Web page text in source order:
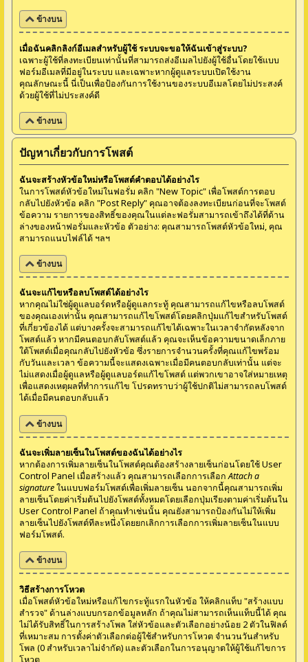
ข้างบน
เมื่อฉันคลิกลิงก์อีเมลสำหรับผู้ใช้ ระบบจะขอให้ฉันเข้าสู่ระบบ?
เฉพาะผู้ใช้ที่ลงทะเบียนเท่านั้นที่สามารถส่งอีเมลไปยังผู้ใช้อื่นโดยใช้แบบ
ฟอร์มอีเมลที่มีอยู่ในระบบ และเฉพาะหากผู้ดูแลระบบเปิดใช้งาน
คุณลักษณะนี้ นี่เป็นเพื่อป้องกันการใช้งานของระบบอีเมลโดยไม่ประสงค์
ด้วยผู้ใช้ที่ไม่ประสงค์ดี
ข้างบน
ปัญหาเกี่ยวกับการโพสต์
ฉันจะสร้างหัวข้อใหม่หรือโพสต์คำตอบได้อย่างไร
ในการโพสต์หัวข้อใหม่ในฟอรั่ม คลิก "New Topic" เพื่อโพสต์การตอบ
กลับไปยังหัวข้อ คลิก "Post Reply" คุณอาจต้องลงทะเบียนก่อนที่จะโพสต์
ข้อความ รายการของสิทธิ์ของคุณในแต่ละฟอรั่มสามารถเข้าถึงได้ที่ด้าน
ล่างของหน้าฟอรั่มและหัวข้อ ตัวอย่าง: คุณสามารถโพสต์หัวข้อใหม่, คุณ
สามารถแนบไฟล์ได้ ฯลฯ
ข้างบน
ฉันจะแก้ไขหรือลบโพสต์ได้อย่างไร
หากคุณไม่ใช่ผู้ดูแลบอร์ดหรือผู้ดูแลกระทู้ คุณสามารถแก้ไขหรือลบโพสต์
ของคุณเองเท่านั้น คุณสามารถแก้ไขโพสต์โดยคลิกปุ่มแก้ไขสำหรับโพสต์
ที่เกี่ยวข้องได้ แต่บางครั้งจะสามารถแก้ไขได้เฉพาะในเวลาจำกัดหลังจาก
โพสต์แล้ว หากมีคนตอบกลับโพสต์แล้ว คุณจะเห็นข้อความขนาดเล็กภาย
ใต้โพสต์เมื่อคุณกลับไปยังหัวข้อ ซึ่งรายการจำนวนครั้งที่คุณแก้ไขพร้อม
กับวันและเวลา ข้อความนี้จะแสดงเฉพาะเมื่อมีคนตอบกลับเท่านั้น แต่จะ
ไม่แสดงเมื่อผู้ดูแลหรือผู้ดูแลบอร์ดแก้ไขโพสต์ แต่พวกเขาอาจใส่หมายเหตุ
เพื่อแสดงเหตุผลที่ทำการแก้ไข โปรดทราบว่าผู้ใช้ปกติไม่สามารถลบโพสต์
ได้เมื่อมีคนตอบกลับแล้ว
ข้างบน
ฉันจะเพิ่มลายเซ็นในโพสต์ของฉันได้อย่างไร
หากต้องการเพิ่มลายเซ็นในโพสต์คุณต้องสร้างลายเซ็นก่อนโดยใช้ User
Control Panel เมื่อสร้างแล้ว คุณสามารถเลือกการเลือกAttach a
signatureในแบบฟอร์มโพสต์เพื่อเพิ่มลายเซ็น นอกจากนี้คุณสามารถเพิ่ม
ลายเซ็นโดยค่าเริ่มต้นไปยังโพสต์ทั้งหมดโดยเลือกปุ่มเรียงตามค่าเริ่มต้นใน
User Control Panel ถ้าคุณทำเช่นนั้น คุณยังสามารถป้องกันไม่ให้เพิ่ม
ลายเซ็นไปยังโพสต์ทีละหนึ่งโดยยกเลิกการเลือกการเพิ่มลายเซ็นในแบบ
ฟอร์มโพสต์.
ข้างบน
วิธีสร้างการโหวต
เมื่อโพสต์หัวข้อใหม่หรือแก้ไขกระทู้แรกในหัวข้อ ให้คลิกแท็บ "สร้างแบบ
สำรวจ" ด้านล่างแบบกรอกข้อมูลหลัก ถ้าคุณไม่สามารถเห็นแท็บนี้ได้ คุณ
ไม่ได้รับสิทธิ์ในการสร้างโพล ใส่หัวข้อและตัวเลือกอย่างน้อย 2 ตัวในฟิลด์
ที่เหมาะสม การตั้งค่าตัวเลือกต่อผู้ใช้สำหรับการโหวต จำนวนวันสำหรับ
โพล (0 สำหรับเวลาไม่จำกัด) และตัวเลือกในการอนุญาตให้ผู้ใช้แก้ไขการ
โหวต